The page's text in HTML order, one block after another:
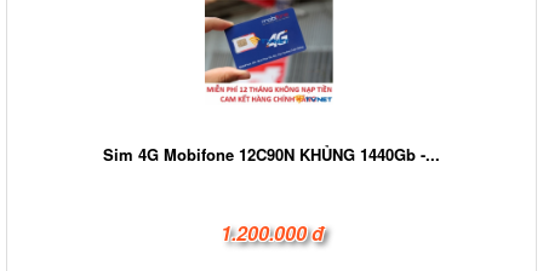
Sim 4G Mobifone 12C90N KHỦNG 1440Gb -...
1.200.000 đ